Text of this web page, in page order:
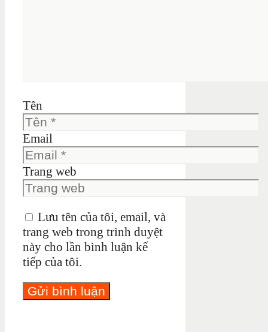
Tên
Email
Trang web
Lưu tên của tôi, email, và
trang web trong trình duyệt
này cho lần bình luận kế
tiếp của tôi.